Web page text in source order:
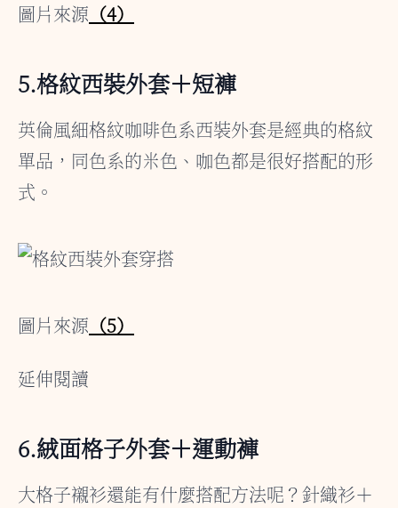
圖片來源 （4）
5.格紋西裝外套＋短褲
英倫風細格紋咖啡色系西裝外套是經典的格紋
單品，同色系的米色、咖色都是很好搭配的形
式。
圖片來源 （5）
延伸閱讀
6.絨面格子外套＋運動褲
大格子襯衫還能有什麼搭配方法呢？針織衫＋